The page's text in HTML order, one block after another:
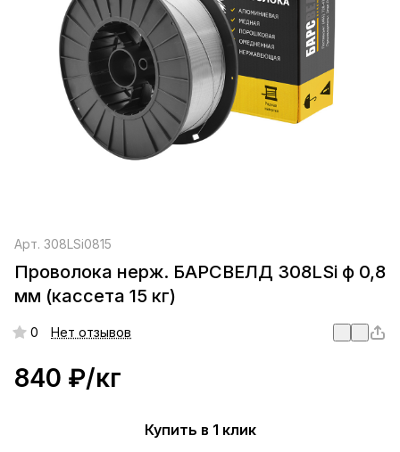
Арт. 308LSi0815
Проволока нерж. БАРСВЕЛД 308LSi ф 0,8
мм (кассета 15 кг)
0 Нет отзывов
840 ₽/кг
Купить в 1 клик